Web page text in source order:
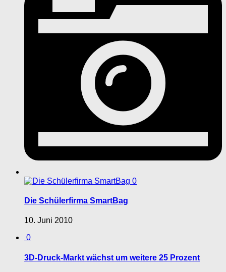
0
Die Schülerfirma SmartBag
10. Juni 2010
0
3D-Druck-Markt wächst um weitere 25 Prozent